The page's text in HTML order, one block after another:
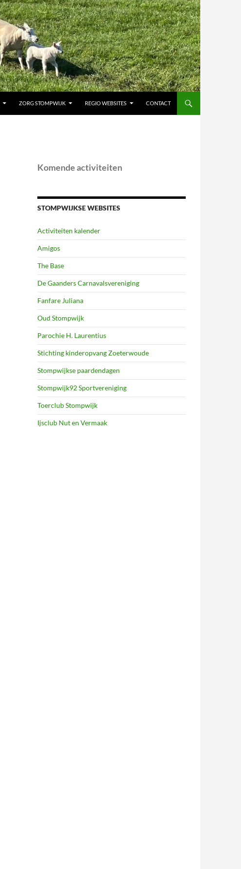
ZORG STOMPWIJK REGIO WEBSITES CONTACT
Komende activiteiten
STOMPWIJKSE WEBSITES
Activiteiten kalender
Amigos
The Base
De Gaanders Carnavalsvereniging
Fanfare Juliana
Oud Stompwijk
Parochie H. Laurentius
Stichting kinderopvang Zoeterwoude
Stompwijkse paardendagen
Stompwijk92 Sportvereniging
Toerclub Stompwijk
Ijsclub Nut en Vermaak